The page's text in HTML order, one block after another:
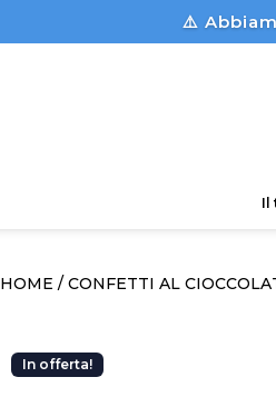
⚠️
Il
HOME /CONFETTI AL
In offerta!